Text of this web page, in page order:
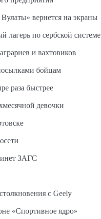
вернется на экраны
лагерь по сербской системе
и вахтовиков
бойцам
раза быстрее
девочки
ЗАГС
с Geely
«Спортивное ядро»